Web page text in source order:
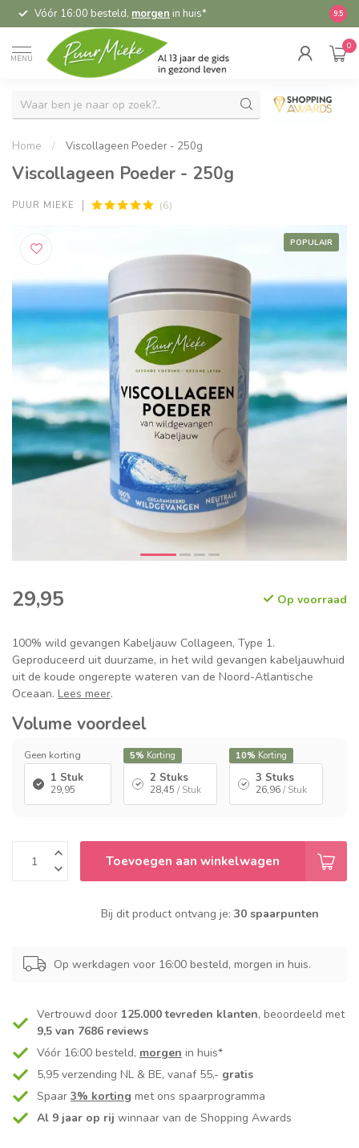
Vóór 16:00 besteld, morgen in huis* 9.5
MENU
0
Home / Viscollageen Poeder - 250g
Viscollageen Poeder - 250g
PUUR MIEKE (6)
POPULAIR
29,95 Op voorraad
100% wild gevangen Kabeljauw Collageen, Type 1.
Geproduceerd uit duurzame, in het wild gevangen kabeljauwhuid
uit de koude ongerepte wateren van de Noord-Atlantische
Oceaan. Lees meer.
Volume voordeel
Geen korting
1 Stuk
29,95
5% Korting
2 Stuks
28,45 / Stuk
10% Korting
3 Stuks
26,96/ Stuk
Toevoegen aan winkelwagen
Bij dit product ontvang je: 30 spaarpunten
Op werkdagen voor 16:00 besteld, morgen in huis.
Vertrouwd door 125.000 tevreden klanten, beoordeeld met
9,5 van 7686 reviews
Vóór 16:00 besteld, morgen in huis*
5,95 verzending NL & BE, vanaf 55,- gratis
Spaar 3% korting met ons spaarprogramma
Al 9 jaar op rij winnaar van de Shopping Awards